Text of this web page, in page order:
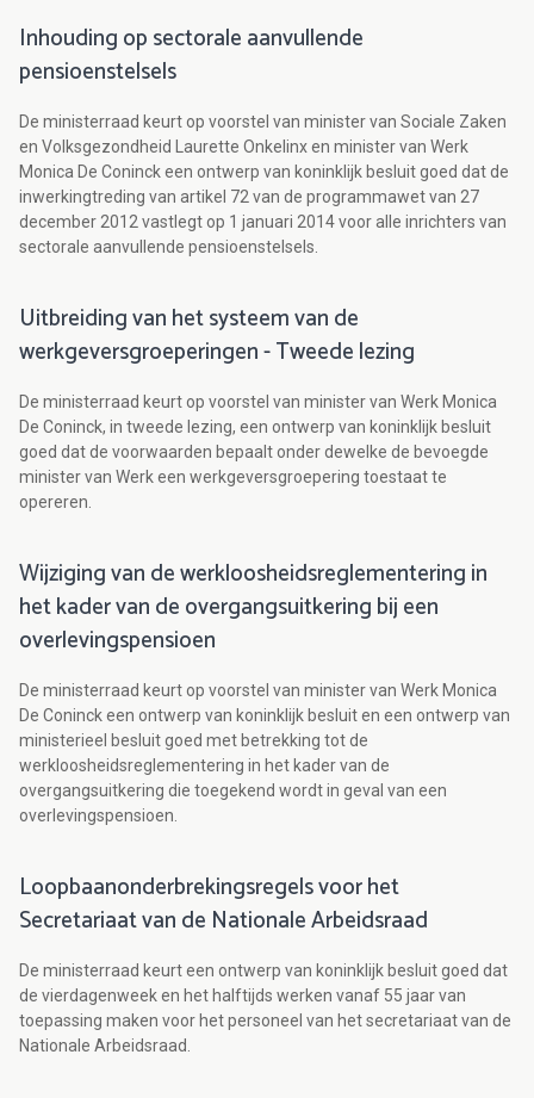
Inhouding op sectorale aanvullende
pensioenstelsels
De ministerraad keurt op voorstel van minister van Sociale Zaken
en Volksgezondheid Laurette Onkelinx en minister van Werk
Monica De Coninck een ontwerp van koninklijk besluit goed dat de
inwerkingtreding van artikel 72 van de programmawet van 27
december 2012 vastlegt op 1 januari 2014 voor alle inrichters van
sectorale aanvullende pensioenstelsels.
Uitbreiding van het systeem van de
werkgeversgroeperingen - Tweede lezing
De ministerraad keurt op voorstel van minister van Werk Monica
De Coninck, in tweede lezing, een ontwerp van koninklijk besluit
goed dat de voorwaarden bepaalt onder dewelke de bevoegde
minister van Werk een werkgeversgroepering toestaat te
opereren.
Wijziging van de werkloosheidsreglementering in
het kader van de overgangsuitkering bij een
overlevingspensioen
De ministerraad keurt op voorstel van minister van Werk Monica
De Coninck een ontwerp van koninklijk besluit en een ontwerp van
ministerieel besluit goed met betrekking tot de
werkloosheidsreglementering in het kader van de
overgangsuitkering die toegekend wordt in geval van een
overlevingspensioen.
Loopbaanonderbrekingsregels voor het
Secretariaat van de Nationale Arbeidsraad
De ministerraad keurt een ontwerp van koninklijk besluit goed dat
de vierdagenweek en het halftijds werken vanaf 55 jaar van
toepassing maken voor het personeel van het secretariaat van de
Nationale Arbeidsraad.